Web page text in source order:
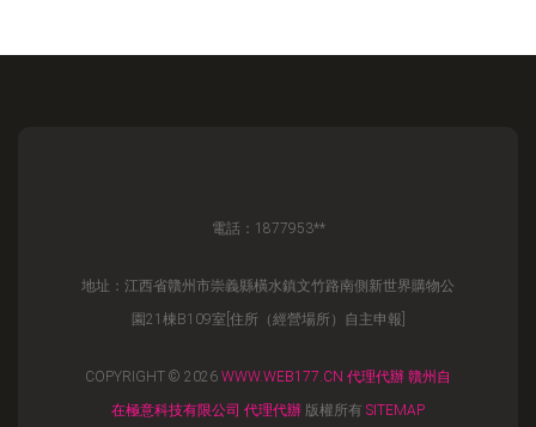
電話：1877953**
地址：江西省贛州市崇義縣橫水鎮文竹路南側新世界購物公
園21棟B109室[住所（經營場所）自主申報]
COPYRIGHT © 2026 WWW.WEB177.CN 代理代辦 贛州自
在極意科技有限公司 代理代辦 版權所有 SITEMAP